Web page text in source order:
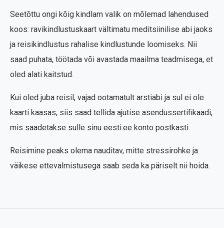
Seetõttu ongi kõig kindlam valik on mõlemad lahendused
koos: ravikindlustuskaart vältimatu meditsiinilise abi jaoks
ja reisikindlustus rahalise kindlustunde loomiseks. Nii
saad puhata, töötada või avastada maailma teadmisega, et
oled alati kaitstud.
Kui oled juba reisil, vajad ootamatult arstiabi ja sul ei ole
kaarti kaasas, siis saad tellida ajutise asendussertifikaadi,
mis saadetakse sulle sinu eesti.ee konto postkasti.
Reisimine peaks olema nauditav, mitte stressirohke ja
väikese ettevalmistusega saab seda ka päriselt nii hoida.